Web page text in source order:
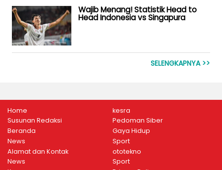
Wajib Menang! Statistik Head to
Head Indonesia vs Singapura
SELENGKAPNYA >>
Home
Susunan Redaksi
Beranda
News
Alamat dan Kontak
News
kesra
Pedoman Siber
Gaya Hidup
Sport
ototekno
Sport